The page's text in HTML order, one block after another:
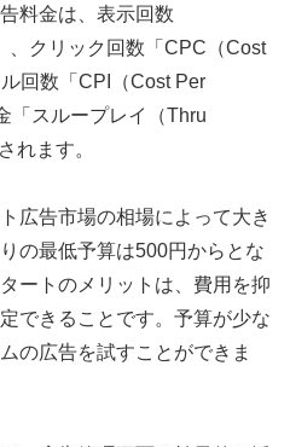
料金は、表示回数
、クリック回数「CPC（Cost
回数「CPI（Cost Per
「スループレイ（Thru
れます。
広告市場の相場によって大き
の最低予算は500円からとな
ートのメリットは、費用を抑
できることです。予算が少な
の広告を試すことができま